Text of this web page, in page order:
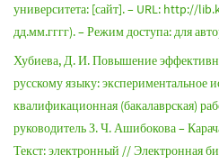
университета: [сайт]. – URL: http://
дд.мм.гггг). – Режим доступа: для
Хубиева, Д. И. Повышение
русскому языку: экспериментальное
квалификационная (бакалаврская)
руководитель З. Ч. Ашибокова –
Текст: электронный // Электронная